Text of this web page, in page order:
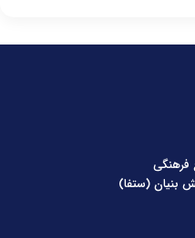
فرهنگی
بنیان (ستفا)